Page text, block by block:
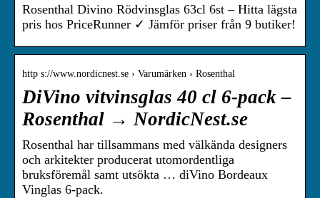
Rosenthal Divino Rödvinsglas 63cl 6st – Hitta lägsta
pris hos PriceRunner ✓ Jämför priser från 9 butiker!
http s://www.nordicnest.se › Varumärken › Rosenthal
DiVino vitvinsglas 40 cl 6-pack –
Rosenthal → NordicNest.se
Rosenthal har tillsammans med välkända designers
och arkitekter producerat utomordentliga
bruksföremål samt utsökta … diVino Bordeaux
Vinglas 6-pack.